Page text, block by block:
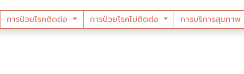
การป่วยโรคติดต่อ การป่วยโรคไม่ติดต่อ การบริการสุขภาพ